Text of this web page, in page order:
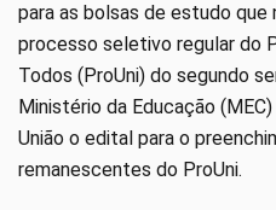
para as bolsas de estudo que
processo seletivo regular do
Todos (ProUni) do segundo
Ministério da Educação
União o edital para o
remanescentes do ProUni.